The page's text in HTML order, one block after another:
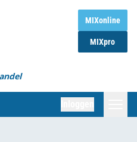
MIXonline
MIXpro